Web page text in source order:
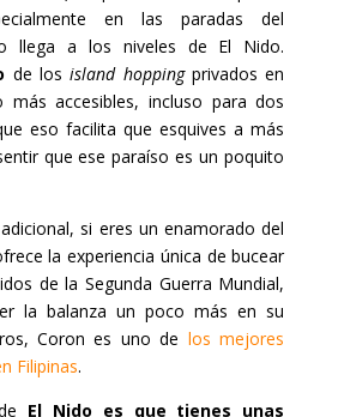
en las paradas del
llega a los niveles de El Nido.
de losisland hopping privados en
más accesibles, incluso para dos
eso facilita que esquives a más
que ese paraíso es un poquito
si eres un enamorado del
la experiencia única de bucear
de la Segunda Guerra Mundial,
la balanza un poco más en su
Coron es uno de los mejores
Filipinas.
El Nido es que tienes unas